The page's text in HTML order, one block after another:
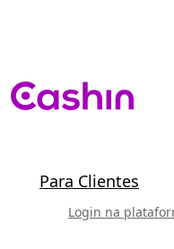
Para Clientes
Login na